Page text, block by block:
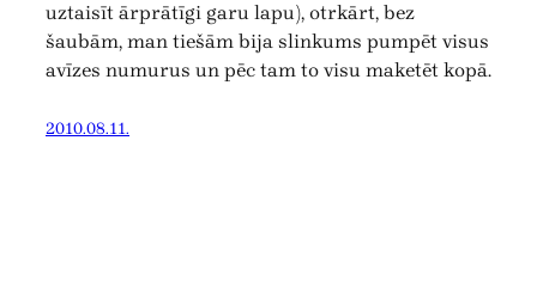
uztaisīt ārprātīgi garu lapu), otrkārt, bez
šaubām, man tiešām bija slinkums pumpēt visus
avīzes numurus un pēc tam to visu maketēt kopā.
2010.08.11.